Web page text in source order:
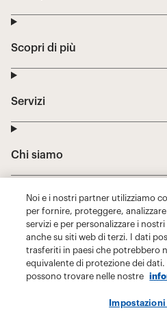
Noi e i nostri partner utilizziamo
per fornire, proteggere,
servizi e per personalizzare i
anche su siti web di terzi. I dati
trasferiti in paesi che potrebbero
equivalente di protezione dei
possono trovare nelle nostre